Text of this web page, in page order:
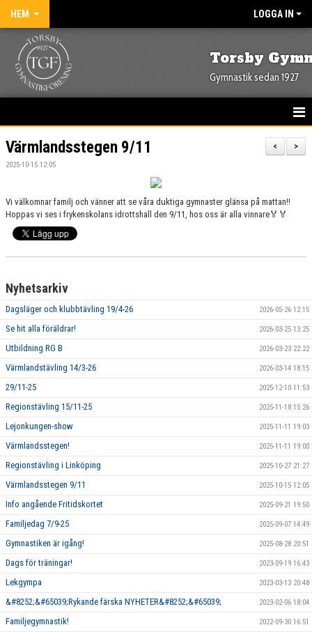
HEM LOGGA IN
Torsby
Gymnastik sedan 1927
HEM
NYHETER
OM FÖRENINGEN
KONTAKT
BILDGALLERI
ANMÄLNINGAR
>
<
Värmlandsstegen 9/11
2025-10-15 12:05
Vi välkomnar familj och vänner att se våra duktiga gymnaster glänsa på mattan!!
Hoppas vi ses i frykenskolans idrottshall den 9/11, hos oss är alla vinnare🏅🏅
Nyhetsarkiv
Dagsläger och klubbtävling 19/4-26 2026-05-26 12:15
Se hit alla föräldrar! 2026-03-25 13:25
Utbildning RG B 2026-03-23 22:22
Värmlandstävling 14/3-26 2026-03-14 18:15
29/11-25 2025-12-10 11:53
Regionstävling 15/11-25 2025-11-18 15:26
Lejonkungen-show 2025-11-11 19:03
Värmlandsstegen! 2025-11-11 19:00
Regionstävling i Linköping 2025-10-27 21:27
Värmlandsstegen 9/11 2025-10-15 12:05
Info angående Fritidskortet 2025-09-21 19:50
Familjedag 7/9-25 2025-09-07 14:49
Gymnastiken är igång! 2025-08-28 20:51
Dags för träningar! 2023-09-19 16:43
Lekgympa 2023-03-13 20:48
&#8252;&#65039;Rykande färska NYHETER&#8252;&#65039; 2023-02-06 18:04
Familjegymnastik! 2022-09-30 16:51